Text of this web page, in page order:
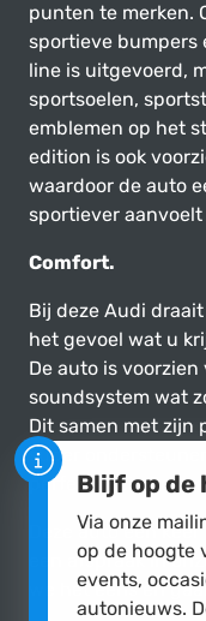
punten te merken.
sportieve bumpers
line is uitgevoerd,
sportsoelen,
emblemen op het
edition is ook
waardoor de auto
sportiever
Comfort.
Bij deze Audi
het gevoel wat u
De auto is
soundsystem wat
Dit samen met zijn
super
perfecte reis
Deze auto een
een afspraak in
we het eens en
Blijf op de
Via onze
op de hoogte
events,
autonieuws.